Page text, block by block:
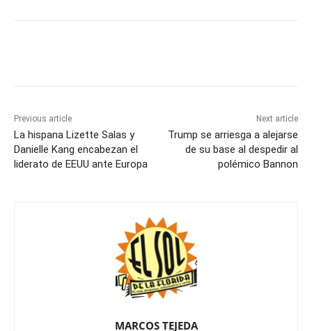
Previous article
La hispana Lizette Salas y
Danielle Kang encabezan el
liderato de EEUU ante Europa
Next article
Trump se arriesga a alejarse
de su base al despedir al
polémico Bannon
MARCOS TEJEDA